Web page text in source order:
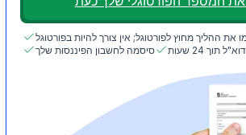
את ההליך מחוץ לפורטוגל; אין צורך להיות בפורטוגל
סיסמה לחשבון הפיננסות שלך
תוך 24 שעות